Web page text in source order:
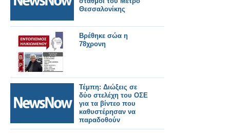
Θεσσαλονίκης
Βρέθηκε σώα η
78χρονη
Τέμπη: Διώξεις σε
δύο στελέχη του ΟΣΕ
για τα βίντεο που
καθυστέρησαν να
παραδοθούν